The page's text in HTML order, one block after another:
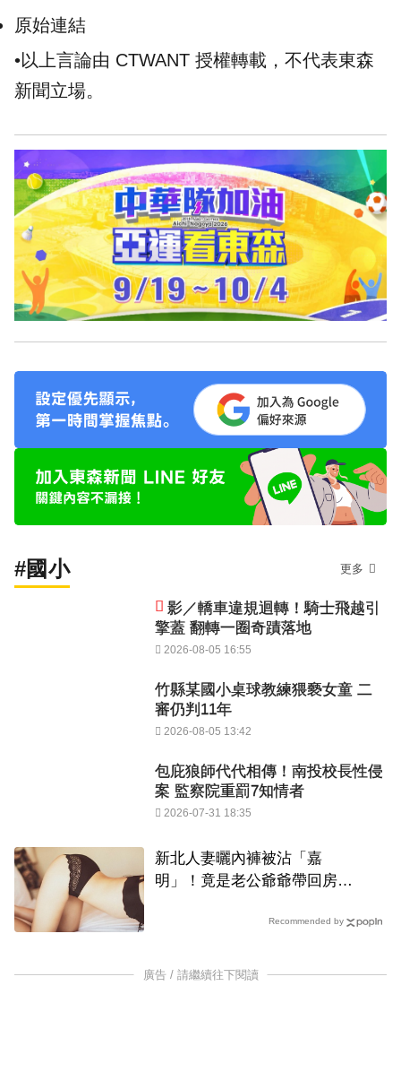
表達愛」 他曝用這句話應付
原始連結
•以上言論由 CTWANT 授權轉載，不代表東森
新聞立場。
#國小 更多
影／轎車違規迴轉！騎士飛越引
擎蓋 翻轉一圈奇蹟落地
2026-08-05 16:55
竹縣某國小桌球教練猥褻女童 二
審仍判11年
2026-08-05 13:42
包庇狼師代代相傳！南投校長性侵
案 監察院重罰7知情者
2026-07-31 18:35
新北人妻曬內褲被沾「嘉
明」！竟是老公爺爺帶回房磨
Recommended by
廣告 / 請繼續往下閱讀